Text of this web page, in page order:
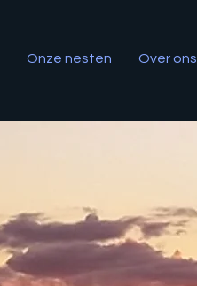
Onze nesten Over ons